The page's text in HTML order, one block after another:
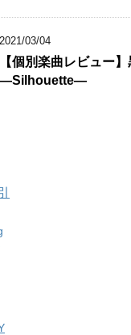
2021/03/04
【個別楽曲レビュー
―Silhouette―